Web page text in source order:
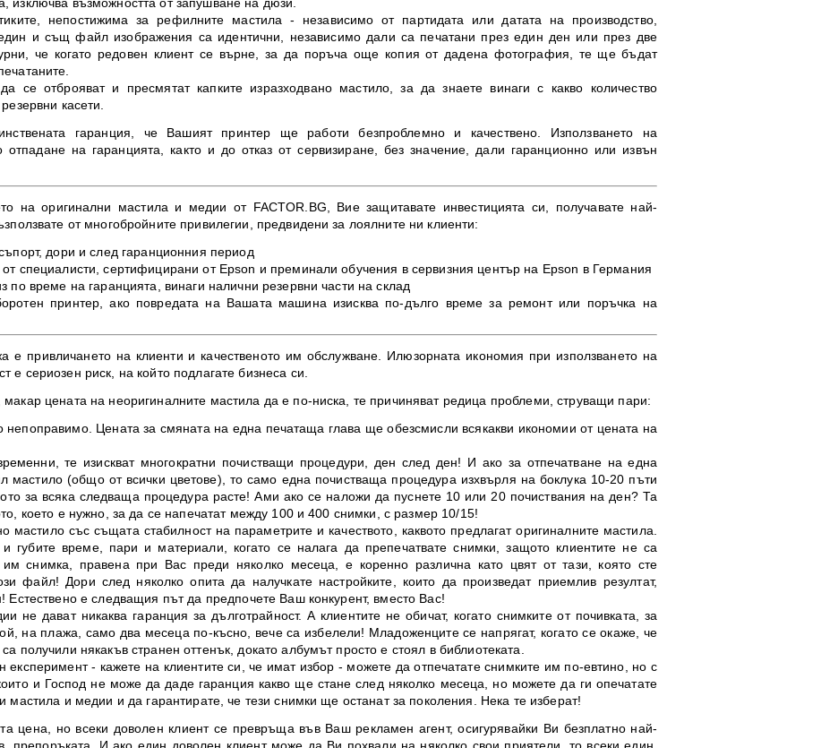
непостижима за рефилните мастила - независимо от партидата или датата на производство,
един и същ файл изображения са идентични, независимо дали са печатани през един ден или през две
че когато редовен клиент се върне, за да поръча още копия от дадена фотография, те ще бъдат
се отброяват и пресмятат капките изразходвано мастило, за да знаете винаги с какво количество
касети.
гаранция, че Вашият принтер ще работи безпроблемно и качествено. Използването на
на гаранцията, както и до отказ от сервизиране, без значение, дали гаранционно или извън
на оригинални мастила и медии от FACTOR.BG, Вие защитавате инвестицията си, получавате най-
от многобройните привилегии, предвидени за лоялните ни клиенти:
дори и след гаранционния период
специалисти, сертифицирани от Epson и преминали обучения в сервизния център на Epson в Германия
по време на гаранцията, винаги налични резервни части на склад
принтер, ако повредата на Вашата машина изисква по-дълго време за ремонт или поръчка на
е привличането на клиенти и качественото им обслужване. Илюзорната икономия при използването на
е сериозен риск, на който подлагате бизнеса си.
цената на неоригиналните мастила да е по-ниска, те причиняват редица проблеми, струващи пари:
непоправимо. Цената за смяната на една печатаща глава ще обезсмисли всякакви икономии от цената на
те изискват многократни почистващи процедури, ден след ден! И ако за отпечатване на една
(общо от всички цветове), то само една почистваща процедура изхвърля на боклука 10-20 пъти
за всяка следваща процедура расте! Ами ако се наложи да пуснете 10 или 20 почиствания на ден? Та
което е нужно, за да се напечатат между 100 и 400 снимки, с размер 10/15!
със същата стабилност на параметрите и качеството, каквото предлагат оригиналните мастила.
губите време, пари и материали, когато се налага да препечатвате снимки, защото клиентите не са
снимка, правена при Вас преди няколко месеца, е коренно различна като цвят от тази, която сте
файл! Дори след няколко опита да налучкате настройките, които да произведат приемлив резултат,
Естествено е следващия път да предпочете Ваш конкурент, вместо Вас!
не дават никаква гаранция за дълготрайност. А клиентите не обичат, когато снимките от почивката, за
на плажа, само два месеца по-късно, вече са избелели! Младоженците се напрягат, когато се окаже, че
получили някакъв странен оттенък, докато албумът простое стоял в библиотеката.
- кажете на клиентите си, че имат избор - можете да отпечатате снимките им по-евтино, но с
и Господ не може да даде гаранция какво ще стане след няколко месеца, но можете да ги опечатате
мастила и медии и да гарантирате, че тези снимки ще останат за поколения. Нека те изберат!
цена, но всеки доволен клиент се превръща във Ваш рекламен агент, осигурявайки Ви безплатно най-